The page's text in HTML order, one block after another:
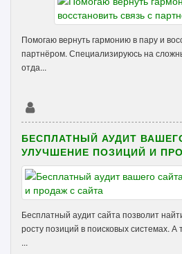
Помогаю вернуть гармонию в пару и
партнёром. Специализируюсь на
отда...
БЕСПЛАТНЫЙ АУДИТ
УЛУЧШЕНИЕ ПОЗИЦИЙ И
Бесплатный аудит сайта позволит
росту позиций в поисковых системах.
...